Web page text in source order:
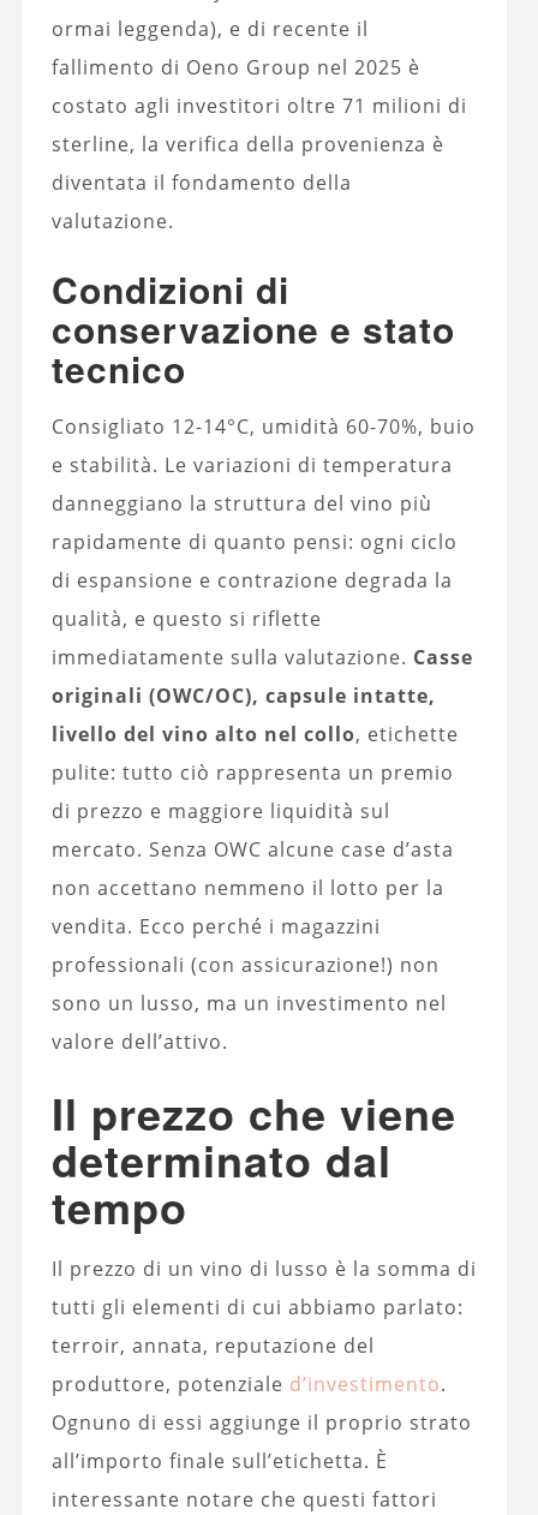
ormai leggenda), e di recente il
fallimento di Oeno Group nel 2025 è
costato agli investitori oltre 71 milioni di
sterline, la verifica della provenienza è
diventata il fondamento della
valutazione.
Condizioni di
conservazione e stato
tecnico
Consigliato 12-14°C, umidità 60-70%, buio
e stabilità. Le variazioni di temperatura
danneggiano la struttura del vino più
rapidamente di quanto pensi: ogni ciclo
di espansione e contrazione degrada la
qualità, e questo si riflette
immediatamente sulla valutazione. Casse
originali (OWC/OC), capsule intatte,
livello del vino alto nel collo, etichette
pulite: tutto ciò rappresenta un premio
di prezzo e maggiore liquidità sul
mercato. Senza OWC alcune case d’asta
non accettano nemmeno il lotto per la
vendita. Ecco perché i magazzini
professionali (con assicurazione!) non
sono un lusso, ma un investimento nel
valore dell’attivo.
Il prezzo che viene
determinato dal
tempo
Il prezzo di un vino di lusso è la somma di
tutti gli elementi di cui abbiamo parlato:
terroir, annata, reputazione del
produttore, potenziale d’investimento.
Ognuno di essi aggiunge il proprio strato
all’importo finale sull’etichetta. È
interessante notare che questi fattori